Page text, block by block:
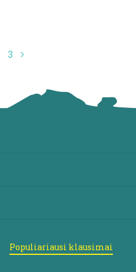
3
Populiariausi klausimai